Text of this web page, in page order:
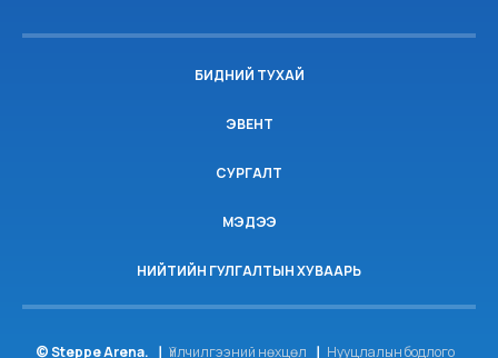
БИДНИЙ ТУХАЙ
ЭВЕНТ
СУРГАЛТ
МЭДЭЭ
НИЙТИЙН ГУЛГАЛТЫН ХУВААРЬ
© Steppe Arena. Үйлчилгээний нөхцөл Нууцлалын бодлого